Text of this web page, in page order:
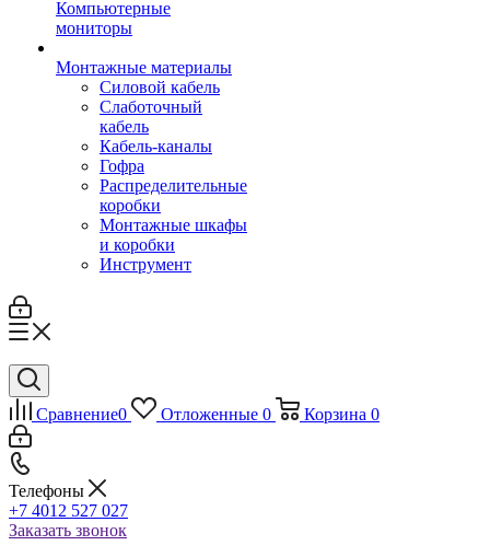
Компьютерные
мониторы
Монтажные материалы
Силовой кабель
Слаботочный
кабель
Кабель-каналы
Гофра
Распределительные
коробки
Монтажные шкафы
и коробки
Инструмент
Сравнение0 Отложенные 0 Корзина 0
Телефоны
+7 4012 527 027
Заказать звонок